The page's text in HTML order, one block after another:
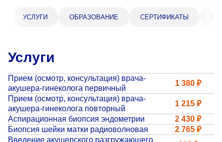
Регистратура
Санаторий-профилакторий
«Парус»
Адрес
399000, г. Липецк, Плехановское лесничество,
Ленинский лесхоз, квартал 67
Понедельник — четверг
УСЛУГИ ОБРАЗОВАНИЕ СЕРТИФИКАТЫ
Услуги
Прием (осмотр, консультация) врача-
акушера-гинеколога первичный
1 380 ₽
Прием (осмотр, консультация) врача-
акушера-гинеколога повторный
1 215 ₽
Аспирационная биопсия эндометрии
2 430 ₽
Биопсия шейки матки радиоволновая
2 765 ₽
Введение акушерского разгружающего